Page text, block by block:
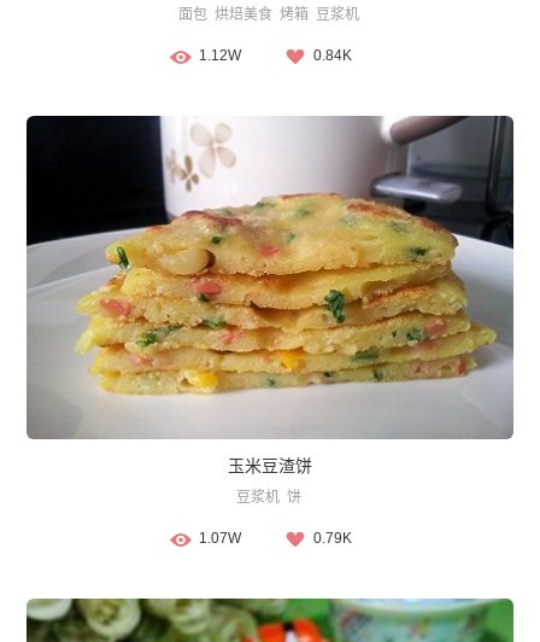
面包 烘焙美食 烤箱 豆浆机
1.12W 0.84K
玉米豆渣饼
豆浆机 饼
1.07W 0.79K